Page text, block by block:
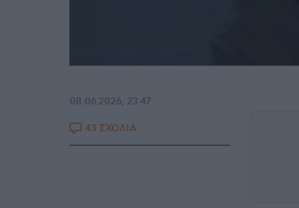
08.06.2026, 23:47
43 ΣΧΟΛΙΑ